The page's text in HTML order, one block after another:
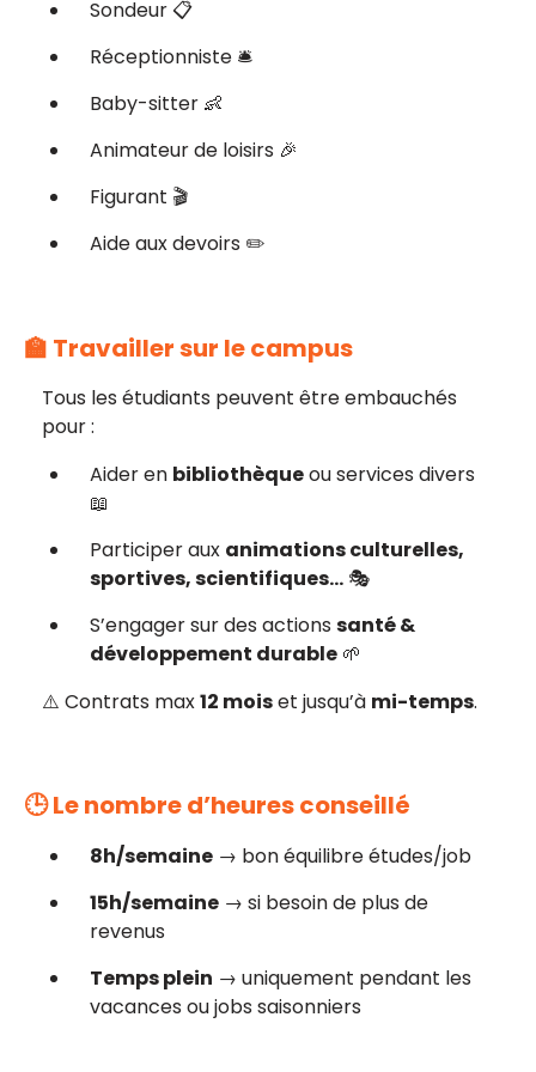
Sondeur 📋
Réceptionniste 🛎️
Baby-sitter 👶
Animateur de loisirs 🎉
Figurant 🎬
Aide aux devoirs ✏️
🏫 Travailler sur le campus
Tous les étudiants peuvent être embauchés
pour :
Aider en bibliothèqueou services divers
📖
Participer aux animations culturelles,
sportives, scientifiques… 🎭
S’engager sur des actions santé &
développement durable 🌱
⚠️ Contrats max12 moiset jusqu’à mi-temps.
🕒 Le nombre d’heures conseillé
8h/semaine → bon équilibre études/job
15h/semaine → si besoin de plus de
revenus
Temps plein → uniquement pendant les
vacances ou jobs saisonniers